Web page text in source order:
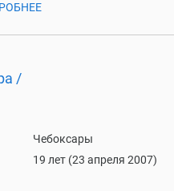
/
Чебоксары
19 лет (23 апреля 2007)